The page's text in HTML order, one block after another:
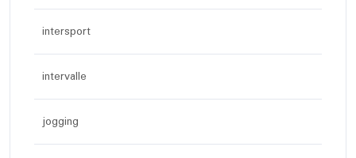
intersport
intervalle
jogging